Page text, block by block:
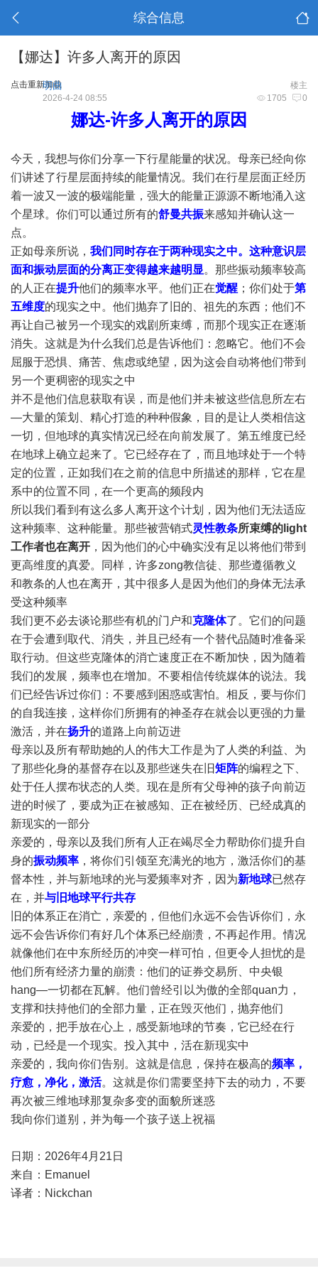
综合信息
【娜达】许多人离开的原因
点击重新加载 楼主
明曲
1705 0
2026-4-24 08:55
娜达-许多人离开的原因
今天，我想与你们分享一下行星能量的状况。母亲已经向你
们讲述了行星层面持续的能量情况。我们在行星层面正经历
着一波又一波的极端能量，强大的能量正源源不断地涌入这
个星球。你们可以通过所有的舒曼共振来感知并确认这一
点。
正如母亲所说， 我们同时存在于两种现实之中。这种意识层
面和振动层面的分离正变得越来越明显。那些振动频率较高
的人正在提升他们的频率水平。他们正在觉醒 ；你们处于第
五维度的现实之中。他们抛弃了旧的、祖先的东西；他们不
再让自己被另一个现实的戏剧所束缚，而那个现实正在逐渐
消失。这就是为什么我们总是告诉他们：忽略它。他们不会
屈服于恐惧、痛苦、焦虑或绝望，因为这会自动将他们带到
另一个更稠密的现实之中
并不是他们信息获取有误，而是他们并未被这些信息所左右
—大量的策划、精心打造的种种假象，目的是让人类相信这
一切，但地球的真实情况已经在向前发展了。第五维度已经
在地球上确立起来了。它已经存在了，而且地球处于一个特
定的位置，正如我们在之前的信息中所描述的那样，它在星
系中的位置不同，在一个更高的频段内
所以我们看到有这么多人离开这个计划，因为他们无法适应
这种频率、这种能量。那些被营销式灵性教条所束缚的light
工作者也在离开 ，因为他们的心中确实没有足以将他们带到
更高维度的真爱。同样，许多zong教信徒、那些遵循教义
和教条的人也在离开，其中很多人是因为他们的身体无法承
受这种频率
我们更不必去谈论那些有机的门户和克隆体了。它们的问题
在于会遭到取代、消失，并且已经有一个替代品随时准备采
取行动。但这些克隆体的消亡速度正在不断加快，因为随着
我们的发展，频率也在增加。不要相信传统媒体的说法。我
们已经告诉过你们：不要感到困惑或害怕。相反，要与你们
的自我连接，这样你们所拥有的神圣存在就会以更强的力量
激活，并在扬升的道路上向前迈进
母亲以及所有帮助她的人的伟大工作是为了人类的利益、为
了那些化身的基督存在以及那些迷失在旧矩阵的编程之下、
处于任人摆布状态的人类。现在是所有父母神的孩子向前迈
进的时候了，要成为正在被感知、正在被经历、已经成真的
新现实的一部分
亲爱的，母亲以及我们所有人正在竭尽全力帮助你们提升自
身的振动频率 ，将你们引领至充满光的地方，激活你们的基
督本性，并与新地球的光与爱频率对齐，因为新地球已然存
在，并与旧地球平行共存
旧的体系正在消亡，亲爱的，但他们永远不会告诉你们，永
远不会告诉你们有好几个体系已经崩溃，不再起作用。情况
就像他们在中东所经历的冲突一样可怕，但更令人担忧的是
他们所有经济力量的崩溃：他们的证券交易所、中央银
hang—一切都在瓦解。他们曾经引以为傲的全部quan力，
支撑和扶持他们的全部力量，正在毁灭他们，抛弃他们
亲爱的，把手放在心上，感受新地球的节奏，它已经在行
动，已经是一个现实。投入其中，活在新现实中
亲爱的，我向你们告别。这就是信息，保持在极高的频率，
疗愈，净化，激活。这就是你们需要坚持下去的动力，不要
再次被三维地球那复杂多变的面貌所迷惑
我向你们道别，并为每一个孩子送上祝福
日期：2026年4月21日
来自：Emanuel
译者：Nickchan